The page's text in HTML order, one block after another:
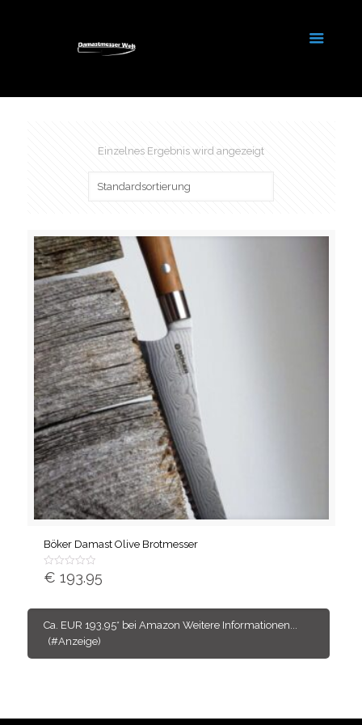
Einzelnes Ergebnis wird angezeigt
Böker Damast Olive Brotmesser
Bewertet
mit
€ 193.95
Ca. EUR 193,95* bei Amazon Weitere Informationen...